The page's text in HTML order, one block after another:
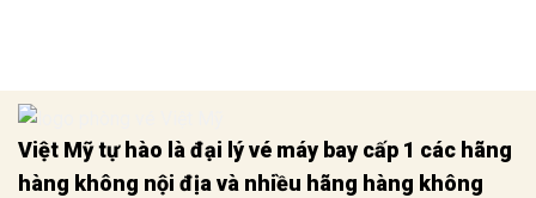
Việt Mỹ tự hào là đại lý vé máy bay cấp 1 các hãng
hàng không nội địa và nhiều hãng hàng không